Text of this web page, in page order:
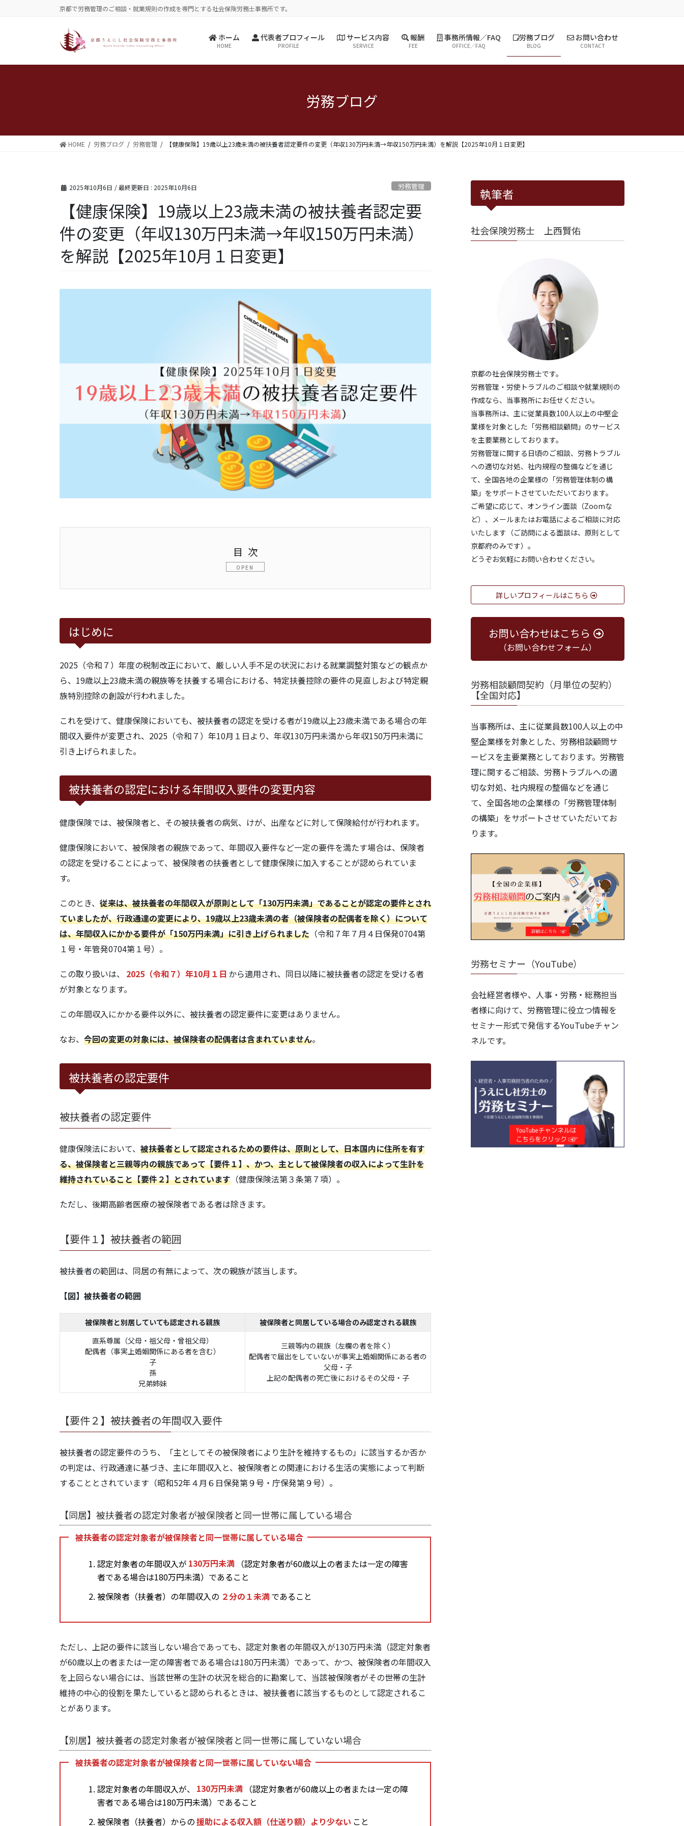
に
ョ
京都で労務管理のご相談・就業規則の作成を専門とする社会保険労務士事務所です。
ホーム
HOME
代表者プロフィール
PROFILE
サービス内容
SERVICE
報酬
FEE
事務所情報／FAQ
OFFICE／FAQ
労務ブログ
BLOG
お問い合わせ
CONTACT
労務ブログ
HOME 労務ブログ 労務管理 【健康保険】19歳以上23歳未満の被扶養者認定要件の変更（年収130万円未満→年収150万円未満）を解説【2025年10月１日変更】
2025年10月6日 / 最終更新日 : 2025年10月6日 労務管理
【健康保険】19歳以上23歳未満の被扶養者認定要
件の変更（年収130万円未満→年収150万円未満）
を解説【2025年10月１日変更】
目次
3. 被扶養者の認定要件
3.1. 被扶養者の認定要件
3.2.【要件１】被扶養者の範囲
3.3.【要件２】被扶養者の年間収入要件
3.3.1.
3.3.2.【別居】被扶養者の認定対象者が被保険者と同一世帯に属していない場
合
はじめに
2025（令和７）年度の税制改正において、厳しい人手不足の状況における就業調整対策などの観点か
ら、19歳以上23歳未満の親族等を扶養する場合における、特定扶養控除の要件の見直しおよび特定親
族特別控除の創設が行われました。
これを受けて、健康保険においても、被扶養者の認定を受ける者が19歳以上23歳未満である場合の年
間収入要件が変更され、2025（令和７）年10月１日より、年収130万円未満から年収150万円未満に
引き上げられました。
被扶養者の認定における年間収入要件の変更内容
健康保険では、被保険者と、その被扶養者の病気、けが、出産などに対して保険給付が行われます。
健康保険において、被保険者の親族であって、年間収入要件など一定の要件を満たす場合は、保険者
の認定を受けることによって、被保険者の扶養者として健康保険に加入することが認められていま
す。
このとき、 従来は、被扶養者の年間収入が原則として「130万円未満」であることが認定の要件とされ
ていましたが、行政通達の変更により、19歳以上23歳未満の者（被保険者の配偶者を除く）について
は、年間収入にかかる要件が「150万円未満」に引き上げられました （令和７年７月４日保発0704第
１号・年管発0704第１号）。
この取り扱いは、 2025（令和７）年10月１日 から適用され、同日以降に被扶養者の認定を受ける者
が対象となります。
この年間収入にかかる要件以外に、被扶養者の認定要件に変更はありません。
なお、 今回の変更の対象には、被保険者の配偶者は含まれていません。
被扶養者の認定要件
被扶養者の認定要件
健康保険法において、 被扶養者として認定されるための要件は、原則として、日本国内に住所を有す
る、被保険者と三親等内の親族であって【要件１】、かつ、主として被保険者の収入によって生計を
維持されていること【要件２】とされています （健康保険法第３条第７項）。
ただし、後期高齢者医療の被保険者である者は除きます。
【要件１】被扶養者の範囲
被扶養者の範囲は、同居の有無によって、次の親族が該当します。
【図】被扶養者の範囲
被保険者と別居していても認定される親族
被保険者と同居している場合のみ認定される親族
直系尊属（父母・祖父母・曾祖父母）
配偶者（事実上婚姻関係にある者を含む）
子
孫
兄弟姉妹
三親等内の親族（左欄の者を除く）
配偶者で届出をしていないが事実上婚姻関係にある者の
父母・子
上記の配偶者の死亡後におけるその父母・子
【要件２】被扶養者の年間収入要件
被扶養者の認定要件のうち、「主としてその被保険者により生計を維持するもの」に該当するか否か
の判定は、行政通達に基づき、主に年間収入と、被保険者との関連における生活の実態によって判断
することとされています（昭和52年４月６日保発第９号・庁保発第９号）。
【同居】被扶養者の認定対象者が被保険者と同一世帯に属している場合
被扶養者の認定対象者が被保険者と同一世帯に属している場合
認定対象者の年間収入が 130万円未満 （認定対象者が60歳以上の者または一定の障害
者である場合は180万円未満）であること
被保険者（扶養者）の年間収入の ２分の１未満であること
ただし、上記の要件に該当しない場合であっても、認定対象者の年間収入が130万円未満（認定対象者
が60歳以上の者または一定の障害者である場合は180万円未満）であって、かつ、被保険者の年間収入
を上回らない場合には、当該世帯の生計の状況を総合的に勘案して、当該被保険者がその世帯の生計
維持の中心的役割を果たしていると認められるときは、被扶養者に該当するものとして認定されるこ
とがあります。
【別居】被扶養者の認定対象者が被保険者と同一世帯に属していない場合
被扶養者の認定対象者が被保険者と同一世帯に属していない場合
認定対象者の年間収入が、 130万円未満 （認定対象者が60歳以上の者または一定の障
害者である場合は180万円未満）であること
被保険者（扶養者）からの援助による収入額（仕送り額）より少ない こと
執筆者
社会保険労務士 上西賢佑
京都の社会保険労務士です。
労務管理・労使トラブルのご相談や就業規則の
作成なら、当事務所にお任せください。
当事務所は、主に従業員数100人以上の中堅企
業様を対象とした「労務相談顧問」のサービス
を主要業務としております。
労務管理に関する日頃のご相談、労務トラブル
への適切な対処、社内規程の整備などを通じ
て、全国各地の企業様の「労務管理体制の構
築」をサポートさせていただいております。
ご希望に応じて、オンライン面談（Zoomな
ど）、メールまたはお電話によるご相談に対応
いたします（ご訪問による面談は、原則として
京都府のみです）。
どうぞお気軽にお問い合わせください。
詳しいプロフィールはこちら
お問い合わせはこちら
（お問い合わせフォーム）
労務相談顧問契約（月単位の契約）
【全国対応】
当事務所は、主に従業員数100人以上の中
堅企業様を対象とした、労務相談顧問サ
ービスを主要業務としております。労務管
理に関するご相談、労務トラブルへの適
切な対処、社内規程の整備などを通じ
て、全国各地の企業様の「労務管理体制
の構築」をサポートさせていただいてお
ります。
労務セミナー（YouTube）
会社経営者様や、人事・労務・総務担当
者様に向けて、労務管理に役立つ情報を
セミナー形式で発信するYouTubeチャン
ネルです。